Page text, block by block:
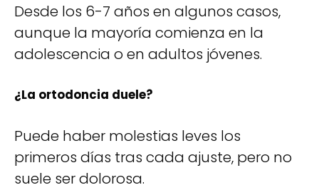
Desde los 6-7 años en algunos casos,
aunque la mayoría comienza en la
adolescencia o en adultos jóvenes.
¿La ortodoncia duele?
Puede haber molestias leves los
primeros días tras cada ajuste, pero no
suele ser dolorosa.